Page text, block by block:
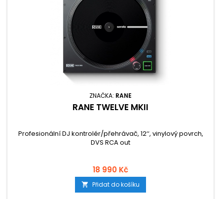
ZNAČKA: RANE
RANE TWELVE MKII
Profesionální DJ kontrolér/přehrávač, 12‘‘, vinylový povrch,
DVS RCA out
18 990 Kč
 Přidat do košíku